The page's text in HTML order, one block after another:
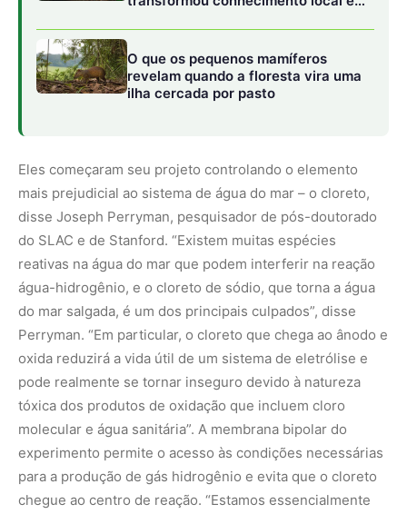
Perryman. “Em particular, o cloreto que chega ao ânodo e
oxida reduzirá a vida útil de um sistema de eletrólise e
pode realmente se tornar inseguro devido à natureza
molecular e água sanitária”. A membrana bipolar do
para a produção de gás hidrogênio e evita que o cloreto
chegue ao centro de reação. “Estamos essencialmente
dobrando as maneiras de interromper essa reação de
cloreto”, disse Perryman.
Uma casa para o hidrogênio
O sistema de membrana ideal executaria três funções
principais: separar os gases hidrogênio e oxigênio da
água do mar; ajudam a mover apenas os íons úteis de
hidrogênio e hidróxido enquanto restringem outros íons
da água do mar; e ajudam a prevenir reações
indesejadas. Capturar todos os três juntos é difícil, e a
pesquisa da equipe é voltada para a exploração de